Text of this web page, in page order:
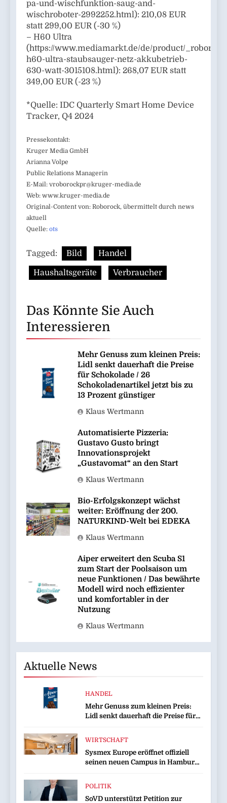
pa-und-wischfunktion-saug-and-
wischroboter-2992252.html): 210,08 EUR
statt 299,00 EUR (-30 %)
– H60 Ultra
(https://www.mediamarkt.de/de/product/
h60-ultra-staubsauger-netz-akkubetrieb-
630-watt-3015108.html): 268,07 EUR statt
349,00 EUR (-23 %)
*Quelle: IDC Quarterly Smart Home Device
Tracker, Q4 2024
Pressekontakt:
Kruger Media GmbH
Arianna Volpe
Public Relations Managerin
E-Mail: vroborockpr@kruger-media.de
Web: www.kruger-media.de
Original-Content von: Roborock, übermittelt durch news
aktuell
Quelle: ots
Tagged: Bild Handel
Haushaltsgeräte Verbraucher
Das Könnte Sie Auch
Interessieren
Mehr Genuss zum kleinen Preis:
Lidl senkt dauerhaft die Preise
für Schokolade / 26
Schokoladenartikel jetzt bis zu
13 Prozent günstiger
Klaus Wertmann
Automatisierte Pizzeria:
Gustavo Gusto bringt
Innovationsprojekt
„Gustavomat“ an den Start
Klaus Wertmann
Bio-Erfolgskonzept wächst
weiter: Eröffnung der 200.
NATURKIND-Welt bei EDEKA
Klaus Wertmann
Aiper erweitert den Scuba S1
zum Start der Poolsaison um
neue Funktionen / Das bewährte
Modell wird noch effizienter
und komfortabler in der
Nutzung
Klaus Wertmann
Aktuelle News
HANDEL
Mehr Genuss zum kleinen Preis:
Lidl senkt dauerhaft die Preise für
WIRTSCHAFT
Sysmex Europe eröffnet offiziell
seinen neuen Campus in Hamburg
Arbeitsumgebungen
POLITIK
SoVD unterstützt Petition zur